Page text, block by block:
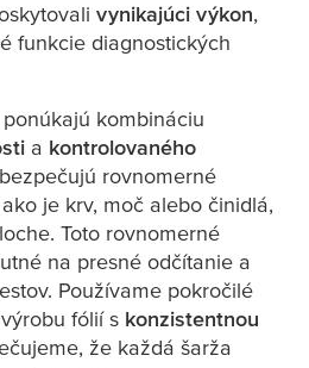
vynikajúci výkon,
funkcie diagnostických
kombináciu
a kontrolovaného
rovnomerné
je krv, moč alebo činidlá,
Toto rovnomerné
na presné odčítanie a
Používame pokročilé
fólií s konzistentnou
že každá šarža